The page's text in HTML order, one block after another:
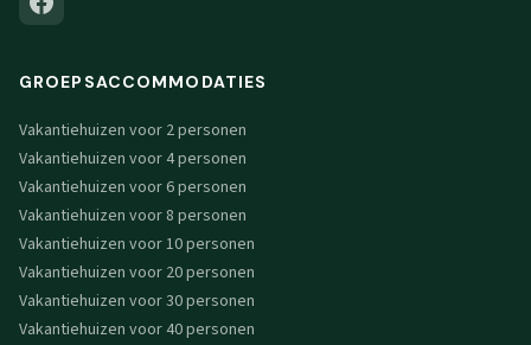
GROEPSACCOMMODATIES
Vakantiehuizen voor 2 personen
Vakantiehuizen voor 4 personen
Vakantiehuizen voor 6 personen
Vakantiehuizen voor 8 personen
Vakantiehuizen voor 10 personen
Vakantiehuizen voor 20 personen
Vakantiehuizen voor 30 personen
Vakantiehuizen voor 40 personen